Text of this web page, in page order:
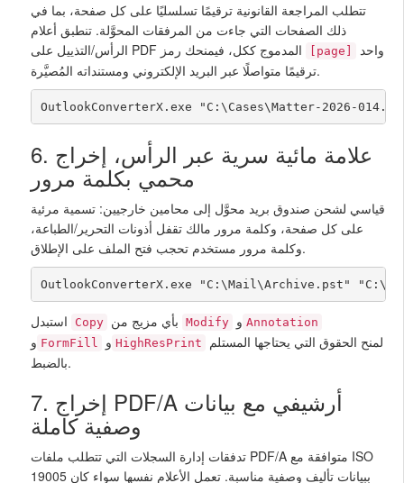
تتطلب المراجعة القانونية ترقيمًا تسلسليًا على كل صفحة، بما في
ذلك الصفحات التي جاءت من المرفقات المحوَّلة. تنطبق أعلام
[page]
واحد
ترقيمًا متواصلًا عبر البريد الإلكتروني ومستنداته المُصيَّرة.
OutlookConverterX.exe "C:\Cases\Matter-2026-
6. علامة مائية سرية عبر الرأس، إخراج
محمي بكلمة مرور
قياسي لشحن صندوق بريد محوَّل إلى محامين خارجيين: تسمية مرئية
على كل صفحة، وكلمة مرور مالك تقفل أذونات التحرير/الطباعة،
وكلمة مرور مستخدم تحجب فتح الملف على الإطلاق.
OutlookConverterX.exe "C:\Mail\Archive.pst" "C:\out\" -
Copy Modify و Annotation
و FormFill و HighResPrint
بالضبط.
7. إخراج PDF/A أرشيفي مع بيانات
وصفية كاملة
تدفقات إدارة السجلات التي تتطلب ملفات PDF/A متوافقة مع ISO
19005 ببيانات تأليف وصفية مناسبة. تعمل الأعلام نفسها سواء كان